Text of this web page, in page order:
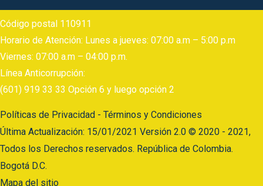
Código postal 110911
Horario de Atención: Lunes a jueves: 07:00 a.m – 5:00 p.m
Viernes: 07:00 a.m – 04:00 p.m.
Línea Anticorrupción:
(601) 919 33 33 Opción 6 y luego opción 2
Políticas de Privacidad - Términos y Condiciones
Última Actualización: 15/01/2021 Versión 2.0 © 2020 - 2021,
Todos los Derechos reservados. República de Colombia.
Bogotá D.C.
Mapa del sitio